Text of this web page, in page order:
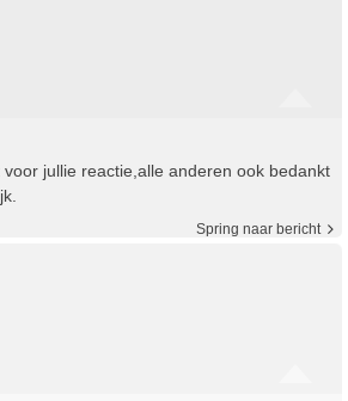
jullie reactie,alle anderen ook bedankt
Spring naar bericht